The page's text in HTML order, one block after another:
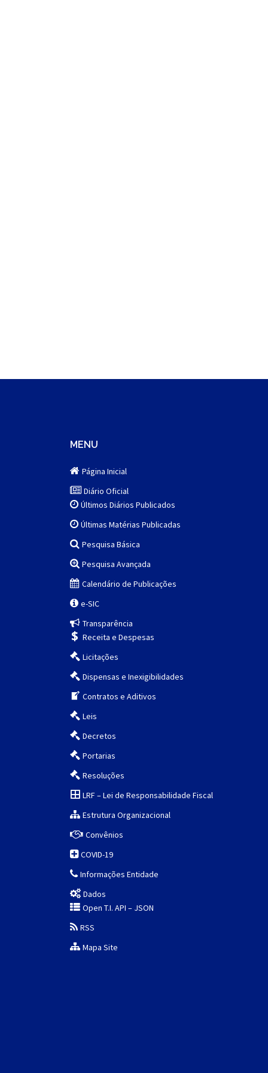
MENU
Página Inicial
Diário Oficial
Últimos Diários Publicados
Últimas Matérias Publicadas
Pesquisa Básica
Pesquisa Avançada
Calendário de Publicações
e-SIC
Transparência
Receita e Despesas
Licitações
Dispensas e Inexigibilidades
Contratos e Aditivos
Leis
Decretos
Portarias
Resoluções
LRF – Lei de Responsabilidade Fiscal
Estrutura Organizacional
Convênios
COVID-19
Informações Entidade
Dados
Open T.I. API – JSON
RSS
Mapa Site